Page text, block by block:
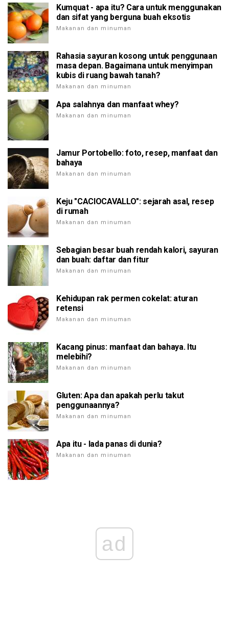
Kumquat - apa itu? Cara untuk menggunakan
dan sifat yang berguna buah eksotis
Makanan dan minuman
Rahasia sayuran kosong untuk penggunaan
masa depan. Bagaimana untuk menyimpan
kubis di ruang bawah tanah?
Makanan dan minuman
Apa salahnya dan manfaat whey?
Makanan dan minuman
Jamur Portobello: foto, resep, manfaat dan
bahaya
Makanan dan minuman
Keju "CACIOCAVALLO": sejarah asal, resep
di rumah
Makanan dan minuman
Sebagian besar buah rendah kalori, sayuran
dan buah: daftar dan fitur
Makanan dan minuman
Kehidupan rak permen cokelat: aturan
retensi
Makanan dan minuman
Kacang pinus: manfaat dan bahaya. Itu
melebihi?
Makanan dan minuman
Gluten: Apa dan apakah perlu takut
penggunaannya?
Makanan dan minuman
Apa itu - lada panas di dunia?
Makanan dan minuman
ad